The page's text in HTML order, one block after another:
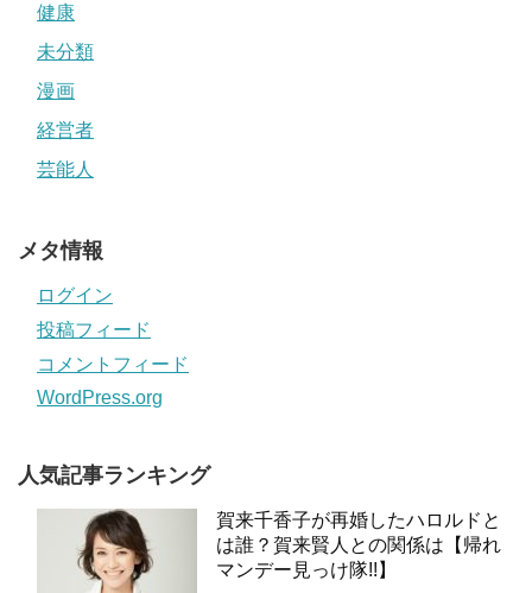
健康
未分類
漫画
経営者
芸能人
メタ情報
ログイン
投稿フィード
コメントフィード
WordPress.org
人気記事ランキング
賀来千香子が再婚したハロルドと
は誰？賀来賢人との関係は【帰れ
マンデー見っけ隊!!】